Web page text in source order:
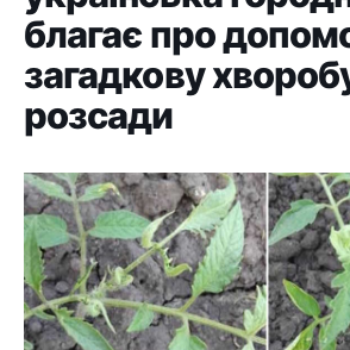
благає про
загадкову
розсади